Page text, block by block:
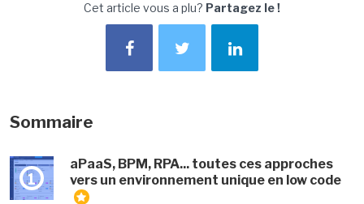
Cet article vous a plu? Partagez le !
Sommaire
1
aPaaS, BPM, RPA... toutes ces approches
vers un environnement unique en low code